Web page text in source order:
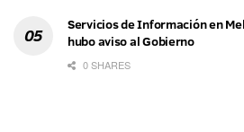
Servicios de Información en
hubo aviso al Gobierno
0 SHARES